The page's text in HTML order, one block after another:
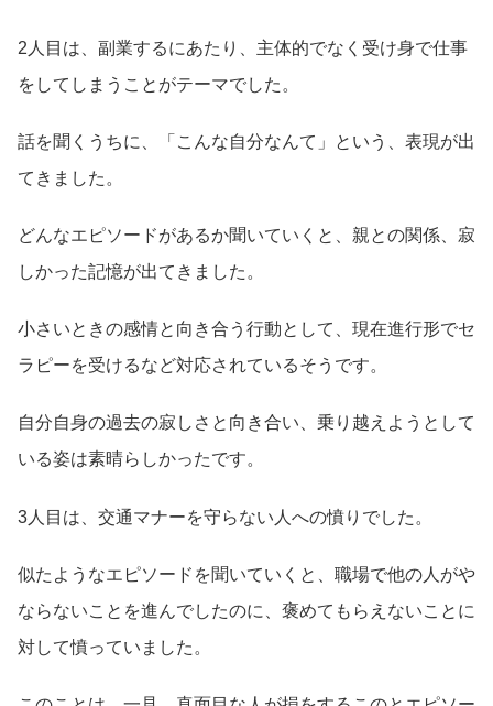
2人目は、副業するにあたり、主体的でなく受け身で仕事
をしてしまうことがテーマでした。
話を聞くうちに、「こんな自分なんて」という、表現が出
てきました。
どんなエピソードがあるか聞いていくと、親との関係、寂
しかった記憶が出てきました。
小さいときの感情と向き合う行動として、現在進行形でセ
ラピーを受けるなど対応されているそうです。
自分自身の過去の寂しさと向き合い、乗り越えようとして
いる姿は素晴らしかったです。
3人目は、交通マナーを守らない人への憤りでした。
似たようなエピソードを聞いていくと、職場で他の人がや
ならないことを進んでしたのに、褒めてもらえないことに
対して憤っていました。